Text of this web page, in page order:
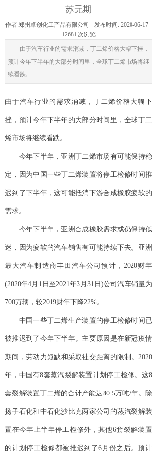
苏无期
作者:郑州卓创化工产品有限公司 发布时间: 2020-06-17
12681 次浏览
由于汽车行业的需求消减，丁二烯价格大幅下挫，
预计今年下半年的大部分时间里，全球丁二烯市场将继
续看跌。
由于汽车行业的需求消减，丁二烯价格大幅下
挫，预计今年下半年的大部分时间里，全球丁二
烯市场将继续看跌。
今年下半年，亚洲丁二烯市场有可能保持稳
定，因为中国一些丁二烯装置将停工检修时间推
迟到了下半年，这可能抵消下游合成橡胶疲软的
需求。
今年下半年，亚洲合成橡胶需求或仍保持低
迷，因为疲软的汽车销售有可能持续下去。亚洲
最大汽车制造商丰田汽车公司预计，2020财年
(2020年4月1日至2021年3月31日)公司汽车销量为
700万辆，较2019财年下降22%。
中国一些丁二烯生产装置的停工检修时间已
被推迟到了今年下半年。主要原因是在新冠疫情
期间，劳动力短缺和采取社交距离的限制。2020
年，中国有8套蒸汽裂解装置计划停工检修。这8
套裂解装置丁二烯的合计产能达80.5万吨/年。除
扬子石化和中石化沙比克两家公司的蒸汽裂解装
置在今年上半年停工检修外，其他6套裂解装置
的计划停工检修都被推迟到了6月份之后。预计